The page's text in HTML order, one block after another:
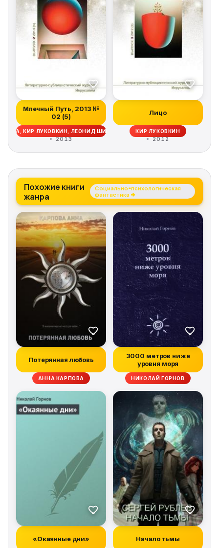
Млечный Путь, 2013 №
02 (5)
КИР ЛУКОВКИН, ЛЕОНИД ШИФМАН, ЮРИЙ ЛЕБЕДЕВ, ОЛЕСЯ
2013
Лицо
КИР ЛУКОВКИН
2012
Похожие книги
жанра
Социально-психологическая
фантастика →
Потерянная любовь
АННА КАРПОВА
3000 метров ниже
уровня моря
НИКОЛАЙ ГОРНОВ
«Окаянные дни» Начало тьмы